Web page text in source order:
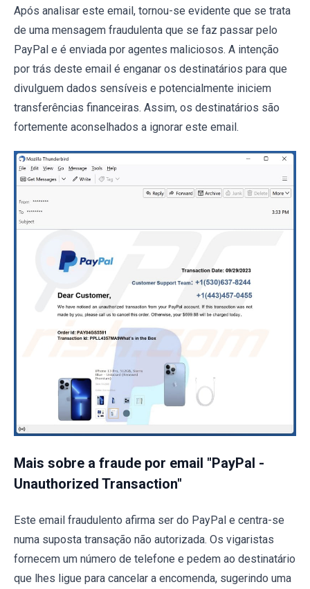
Após analisar este email, tornou-se evidente que se trata
de uma mensagem fraudulenta que se faz passar pelo
PayPal e é enviada por agentes maliciosos. A intenção
por trás deste email é enganar os destinatários para que
divulguem dados sensíveis e potencialmente iniciem
transferências financeiras. Assim, os destinatários são
fortemente aconselhados a ignorar este email.
Mais sobre a fraude por email "PayPal -
Unauthorized Transaction"
Este email fraudulento afirma ser do PayPal e centra-se
numa suposta transação não autorizada. Os vigaristas
fornecem um número de telefone e pedem ao destinatário
que lhes ligue para cancelar a encomenda, sugerindo uma